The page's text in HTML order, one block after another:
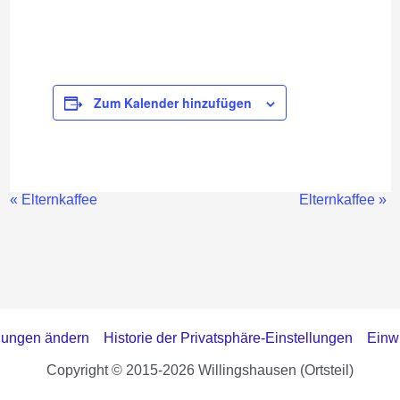
Zum Kalender hinzufügen
Veranstaltung-
« Elternkaffee Elternkaffee »
ändern Historie der Privatsphäre-Einstellungen
Copyright © 2015-2026 Willingshausen (Ortsteil)